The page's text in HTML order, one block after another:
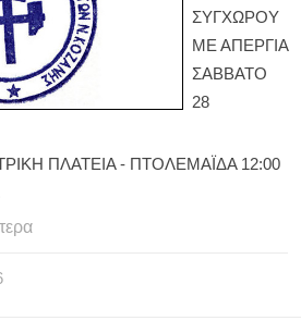
ΣΥΓΧΩΡΟΥ
ΜΕ ΑΠΕΡΓΙΑ
ΣΑΒΒΑΤΟ
28
ΠΛΑΤΕΙΑ - ΠΤΟΛΕΜΑΪΔΑ 12:00